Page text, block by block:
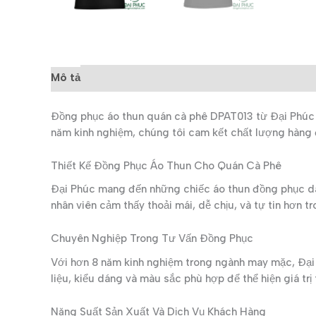
Mô tả
Đồng phục áo thun quán cà phê DPAT013 từ Đại
năm kinh nghiệm, chúng tôi cam kết chất lượng
Thiết Kế Đồng Phục Áo Thun Cho Quán Cà Phê
Đại Phúc mang đến những chiếc áo thun đồng phục
nhân viên cảm thấy thoải mái, dễ chịu, và tự tin hơn
Chuyên Nghiệp Trong Tư Vấn Đồng Phục
Với hơn 8 năm kinh nghiệm trong ngành may mặc,
liệu, kiểu dáng và màu sắc phù hợp để thể hiện giá
Năng Suất Sản Xuất Và Dịch Vụ Khách Hàng